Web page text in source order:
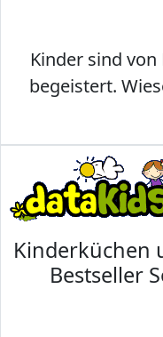
Kinder sind
begeistert.
Kinderküchen
Bestseller